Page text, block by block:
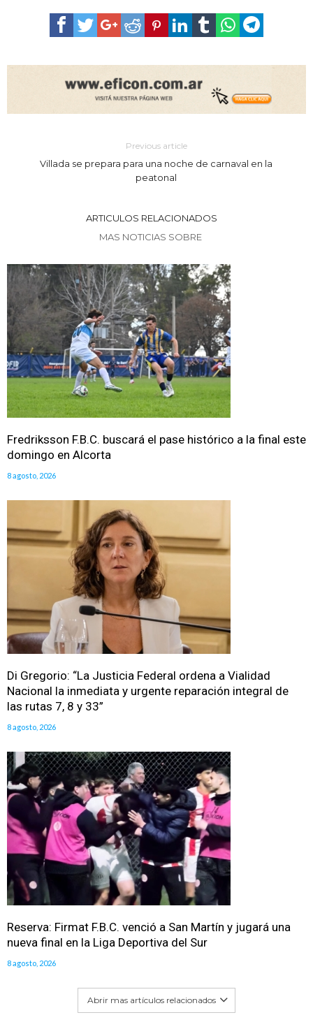
Previous article
Villada se prepara para una noche de carnaval en la
peatonal
ARTICULOS RELACIONADOS
MAS NOTICIAS SOBRE
Fredriksson F.B.C. buscará el pase histórico a la final este
domingo en Alcorta
8 agosto, 2026
Di Gregorio: “La Justicia Federal ordena a Vialidad
Nacional la inmediata y urgente reparación integral de
las rutas 7, 8 y 33”
8 agosto, 2026
Reserva: Firmat F.B.C. venció a San Martín y jugará una
nueva final en la Liga Deportiva del Sur
8 agosto, 2026
Abrir mas artículos relacionados